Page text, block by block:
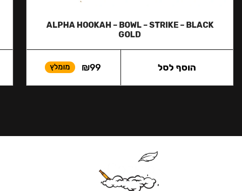
ALPHA HOOKAH – BOWL – STRIKE – BLACK
GOLD
₪99 מומלץ הוסף לסל